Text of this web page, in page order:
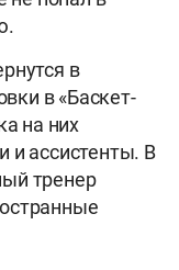
в
в «Баскет-
на них
и ассистенты. В
тренер